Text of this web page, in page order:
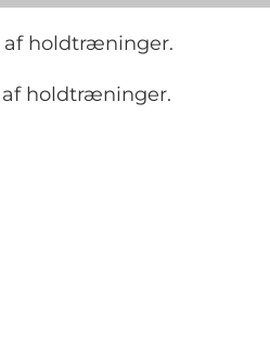
af holdtræninger.
af holdtræninger.